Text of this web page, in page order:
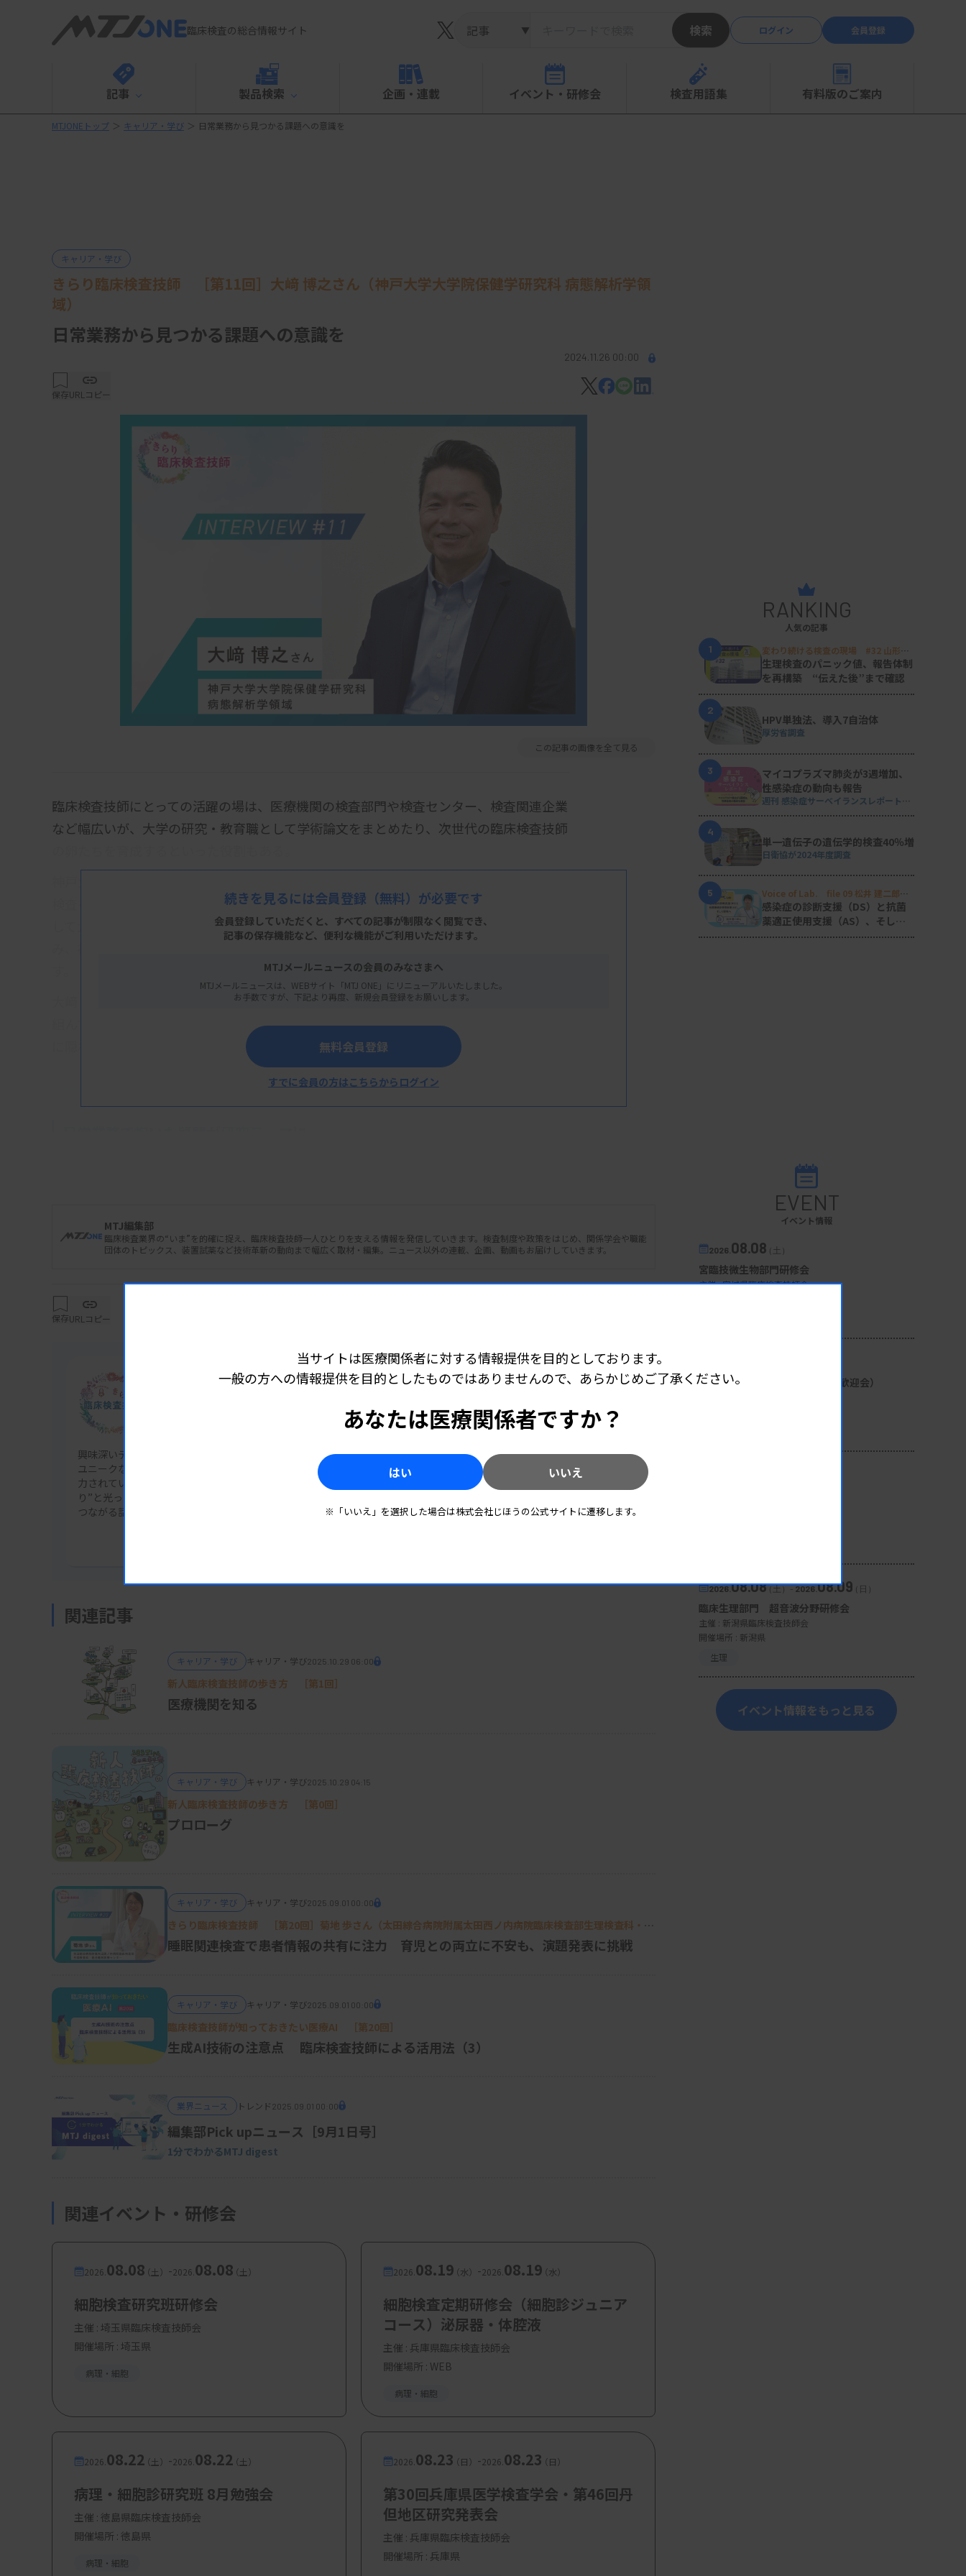
臨床検査の総合情報サイト ▼ 検索 ログイン 会員登録
記事 製品検索 企画・連載 イベント・研修会 検査用語集 有料版のご案内
MTJONEトップ ＞ キャリア・学び ＞ 日常業務から見つかる課題への意識を
キャリア・学び
きらり臨床検査技師 ［第11回］大﨑 博之さん（神戸大学大学院保健学研究科 病態解析学領
域）
日常業務から見つかる課題への意識を
2024.11.26 00:00
保存URLコピー
この記事の画像を全て見る
臨床検査技師にとっての活躍の場は、医療機関の検査部門や検査センター、検査関連企業
など幅広いが、大学の研究・教育職として学術論文をまとめたり、次世代の臨床検査技師
検査を中心に15年の臨床検査技師としてのキャリアを積んだ。30代半ばで社会人学生と
して大学院へ進学し、病院の日常業務で疑問に感じていたことをテーマとした研究に励
大﨑さんが心がけていることは「日常業務で気付いた問題に注目し、改善策を考えて取り
組んでいくこと」。研究は何も特別なことではなく、多くのテーマは日々の検査業務の中
に隠れているというメッセージだ。
た。学生のころから興味のあった病理検査に配属され、細胞検査士の資格を取得するため
業務終了後に勉強に励んでいたのを思い出します。
細胞検査士の資格取得がきっかけとなり、細胞検査士がいなかった香川県内の中規模病院
に転勤になりました。院内業務は病理検査がメインでしたが一般検査にも駆り出される中
病理検査の尿細胞診は、尿路腫瘍を見つけるのが主目的です。一方、一般検査の尿沈渣は
尿路の炎症を見つけることが主目的で、赤血球や白血球、尿細管上皮細胞、円柱などを観
察します。尿細胞診と尿沈渣では見つけようとしている疾患や観察対象が異なりますが、
いずれの標本も尿を遠心沈殿して得られた沈渣成分から作製されます。そこで私は「尿細
胞診にも腎臓由来の尿細管上皮細胞などが出現するのではないか？」と考え、それを研究
テーマにしました。日常の検査業務の傍ら、尿細管上皮細胞の特徴に注目して研究を進
め、その結果を論文にまとめて学術誌に投稿するようになりました。
臨床検査技師という職を選んだのも、研究業務に励むようになったのも、最初から自分自
身が強く志望したわけではありません。高校生のころは、明確に就きたい仕事があったわ
った母親が進路選択の時期に紹介してくれたのが臨床検査技師でした。勉強も好きではな
かったですし、なんとなく進学した感じです。
ただ、養成校の授業で臨床検査の知識や技術を勉強する中で、顕微鏡で組織・細胞を観察
それぞれの技量が発揮でき、職人的ですごく魅力を感じました。国家試験に向けて準備す
るうちに、勉強の要領やコツが理解できるようにもなりました。臨床検査技師として現場
に出てからは、目の前の仕事に取り組む中で疑問が湧いたり、課題を見つけたりして、そ
れらに対して解決策はないか考えるようになりました。それが研究に結び付いたんです。
30代半ばで大学院進学、新たなチャレンジへ
―病院を辞めて大学院進学、さらに研究、教育職を目指した理由を教えてください。
香川県の病院で、日常の検査業務をこなしながら論文を書いて、学術誌に投稿したりして
いたのですが、激務で体調を崩してしまいました。当時の職場では、一生懸命仕事をして
いても報われないような気持ちになってしまって。臨床検査技師を辞めようかなと思った
時期もありました。
そんな時、声をかけていただいたのが香川大学の病理医の先生です。私の研究成果を評価
してくださり、「社会人大学院が開設されるので来ないか？」と誘いを受ける形で、35歳
健医療大学に助教として就職することも決まり、働きながら研究できる環境が整いまし
た。その後、40代半ばで「もうひと頑張りしてみよう」と思い、四国から飛び出して神戸
大学の教員となって8年目になります。
くいかない時は、家族と一緒に過ごす時間を大切にしてましたね。転職に伴う引っ越し
で、子どもたちも転校が必要でした。子どもたちが新しい地域になじめるように、私と
妻、小学生の娘2人で新極真空手を始めたんです。「娘たちの前で、格好悪い姿を見せら
れない」と思ってそれなりに練習して、新極真空手の四国大会の45歳以上部門で2連覇す
るまでになったんですよ（笑）。
改めて振り返ると、職場環境を変えたタイミングは、自分自身にとって新たなチャレンジ
が必要な時期だったのかなと思います。社会に出て一つの職場で、少しずつ経験を積みな
がら成長していくと、そのまま同じ環境に居続けることが良いのかを考える時期があるの
ではないでしょうか。自分が置かれている環境を窮屈に感じたり、何か殻を破りたい気持
ちが高まっているようであれば、新たな環境に飛び込むことも必要なのかもしれません。
―ご自身のキャリアを踏まえて、若手の臨床検査技師にアドバイスをお願いします。
私の場合は、中小規模病院の検査業務の中で、病理検査だけでなく一般検査に携わったこ
とが、研究テーマにつながる疑問を持つきっかけになりました。専門領域だけでなく、さ
続きを見るには会員登録 （無料）が必要です
会員登録していただくと、すべての記事が制限なく閲覧でき、
記事の保存機能など、便利な機能がご利用いただけます。
MTJメールニュースの会員のみなさまへ
MTJメールニュースは、WEBサイト「MTJ ONE」にリニューアルいたしました。
お手数ですが、下記より再度、新規会員登録をお願いします。
無料会員登録
すでに会員の方はこちらからログイン
MTJ編集部
臨床検査業界の“いま”を的確に捉え、臨床検査技師一人ひとりを支える情報を発信していきます。検査制度や政策をはじめ、関係学会や職能
団体のトピックス、装置試薬など技術革新の動向まで幅広く取材・編集。ニュース以外の連載、企画、動画もお届けしていきます。
保存URLコピー
興味深いテーマの分野や特色ある研究に取り組んでいる人、
ユニークな資格や経歴を持つ人、所属施設外での活動にも注
力されている人物を取り上げるインタビュー企画。“きら
り”と光った思いを知ることで、新しい挑戦やキャリアにも
つながる話に迫っていきます。
キャリア・学び 2026.07.22 06:00
都第一赤十字病院検査部）
脳波は“読んで、聞いて”身に付ける―判読積み
重ね専門性磨く
キャリア・学び 2026.06.24 06:00
きらり臨床検査技師 ［第30回］ 野田 菜央さん（神
奈川県警察科学捜査研究所法医科 主任研究員）
科捜研の検査技師、科学的見地から警察の捜査
関連記事
キャリア・学び キャリア・学び2025.10.29 06:00
新人臨床検査技師の歩き方 ［第1回］
医療機関を知る
キャリア・学び キャリア・学び2025.10.29 04:15
新人臨床検査技師の歩き方 ［第0回］
プロローグ
キャリア・学び キャリア・学び2025.09.01 00:00
きらり臨床検査技師 ［第20回］菊地 歩さん（太田綜合病院附属太田西ノ内病院臨床検査部生理検査科・総
合睡眠医療センター）
睡眠関連検査で患者情報の共有に注力 育児との両立に不安も、演題発表に挑戦
キャリア・学び キャリア・学び2025.09.01 00:00
臨床検査技師が知っておきたい医療AI ［第20回］
生成AI技術の注意点 臨床検査技師による活用法（3）
業界ニュース トレンド 2025.09.01 00:00
編集部Pick upニュース［9月1日号］
1分でわかるMTJ digest
関連イベント・研修会
2026. 08.08（土） -2026. 08.08（土）
細胞検査研究班研修会
主催 : 埼玉県臨床検査技師会
開催場所 : 埼玉県
病理・細胞
2026. 08.19（水） -2026. 08.19（水）
細胞検査定期研修会（細胞診ジュニア
コース）泌尿器・体腔液
主催 : 兵庫県臨床検査技師会
開催場所 : WEB
病理・細胞
2026. 08.22（土） -2026. 08.22（土）
病理・細胞診研究班 8月勉強会
主催 : 徳島県臨床検査技師会
開催場所 : 徳島県
病理・細胞
2026. 08.23（日） -2026. 08.23（日）
第30回兵庫県医学検査学会・第46回丹
但地区研究発表会
主催 : 兵庫県臨床検査技師会
開催場所 : 兵庫県
RANKING
人気の記事
1
変わり続ける検査の現場 #32 山形済
生病院
生理検査のパニック値、報告体制
を再構築 “伝えた後”まで確認
2
HPV単独法、導入7自治体
厚労省調査
3
マイコプラズマ肺炎が3週増加、
性感染症の動向も報告
週刊 感染症サーベイランスレポート
4
単一遺伝子の遺伝学的検査40％増
日衛協が2024年度調査
5
Voice of Lab. file 09 松井 建二郎
（藤田医科大学病院臨床検査部微生物
遺伝子検査室）
感染症の診断支援（DS）と抗菌
薬適正使用支援（AS）、そして
研究へ
EVENT
イベント情報
2026. 08.08（土）
宮臨技微生物部門研修会
主催 :宮城県臨床検査技師会
新入会員研修会・施設交流会（歓迎会）
2026.08.08（土）-2026.08.09 （日）
臨床生理部門 超音波分野研修会
主催 : 新潟県臨床検査技師会
開催場所 : 新潟県
生理
イベント情報をもっと見る
当サイトは医療関係者に対する情報提供を目的としております。
一般の方への情報提供を目的としたものではありませんので、あらかじめご了承ください。
あなたは医療関係者ですか？
はい いいえ
※「いいえ」を選択した場合は株式会社じほうの公式サイトに遷移します。